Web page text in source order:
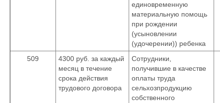
единовременную
материальную помощь
при рождении
(усыновлении
(удочерении)) ребенка
509
4300 руб. за каждый
месяц в течение
срока действия
трудового договора
Сотрудники,
получившие в качестве
оплаты труда
сельхозпродукцию
собственного